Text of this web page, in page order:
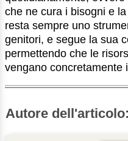
che ne cura i bisogni e
resta sempre uno
genitori, e segue la sua
permettendo che le
vengano concretamente
Autore dell'articolo: